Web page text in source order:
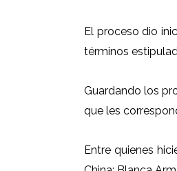
El proceso dio
términos
Guardando los
que les
Entre quienes